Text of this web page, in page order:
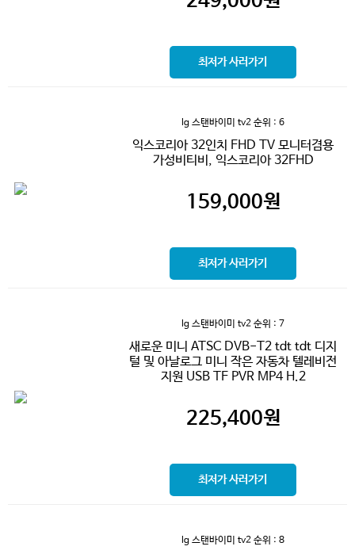
최저가 사러가기
lg 스탠바이미 tv2 순위 : 6
익스코리아 32인치 FHD TV 모니터겸용
가성비티비, 익스코리아 32FHD
159,000원
최저가 사러가기
lg 스탠바이미 tv2 순위 : 7
새로운 미니 ATSC DVB-T2 tdt tdt 디지
털 및 아날로그 미니 작은 자동차 텔레비전
지원 USB TF PVR MP4 H.2
225,400원
최저가 사러가기
lg 스탠바이미 tv2 순위 : 8